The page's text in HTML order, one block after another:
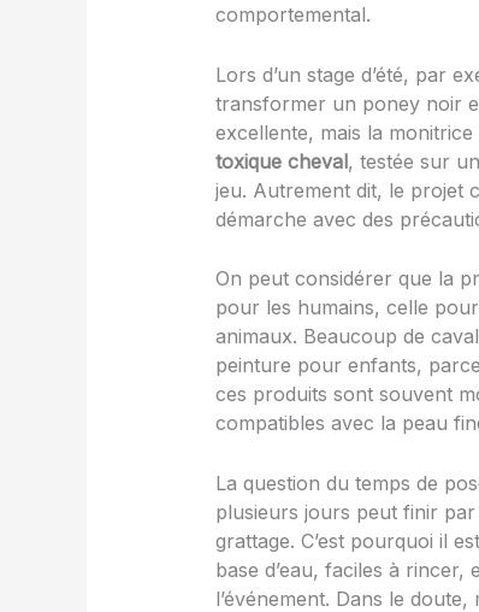
comportemental.
Lors d’un stage d’été, par
transformer un poney noir
excellente, mais la
toxique cheval, testée sur
jeu. Autrement dit, le projet
démarche avec des
On peut considérer que la
pour les humains, celle
animaux. Beaucoup de
peinture pour enfants,
ces produits sont souvent
compatibles avec la peau
La question du temps de
plusieurs jours peut finir
grattage. C’est pourquoi il
base d’eau, faciles à
l’événement. Dans le